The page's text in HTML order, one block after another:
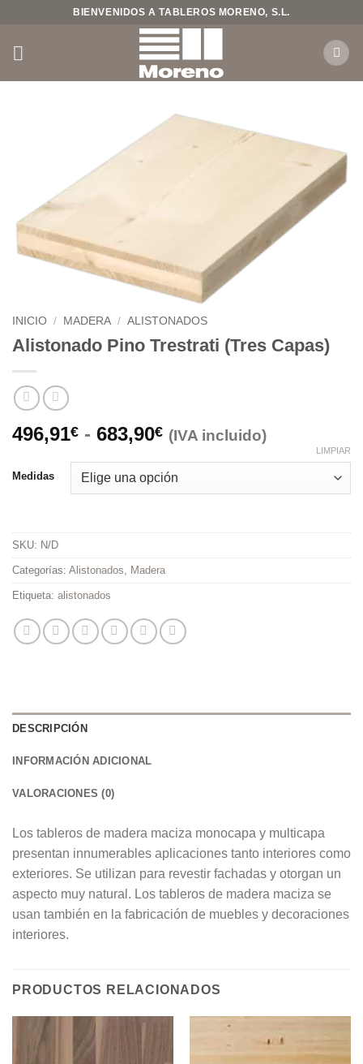
contenido
BIENVENIDOS A TABLEROS MORENO, S.L.
INICIO / MADERA / ALISTONADOS
Alistonado Pino Trestrati (Tres Capas)
496,91€ - 683,90€Rango
precios:
desde
hasta
(IVA incluido)
Medidas
LIMPIAR
SKU: N/D
Categorías: Alistonados Madera
Etiqueta: alistonados
DESCRIPCIÓN
INFORMACIÓN ADICIONAL
VALORACIONES (0)
Los tableros de madera maciza monocapa y multicapa
presentan innumerables aplicaciones tanto interiores como
exteriores. Se utilizan para revestir fachadas y otorgan un
aspecto muy natural. Los tableros de madera maciza se
usan también en la fabricación de muebles y decoraciones
interiores.
PRODUCTOS RELACIONADOS